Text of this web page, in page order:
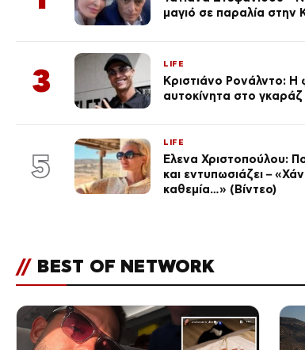
μαγιό σε παραλία στην
3 LIFE
Κριστιάνο Ρονάλντο:
αυτοκίνητα στο
5
LIFE
Έλενα Χριστοπούλου:
και εντυπωσιάζει –
καθεμία…» (Βίντεο)
// BEST OF NETWORK